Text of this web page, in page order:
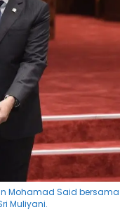
Mohamad Said bersama
Muliyani.